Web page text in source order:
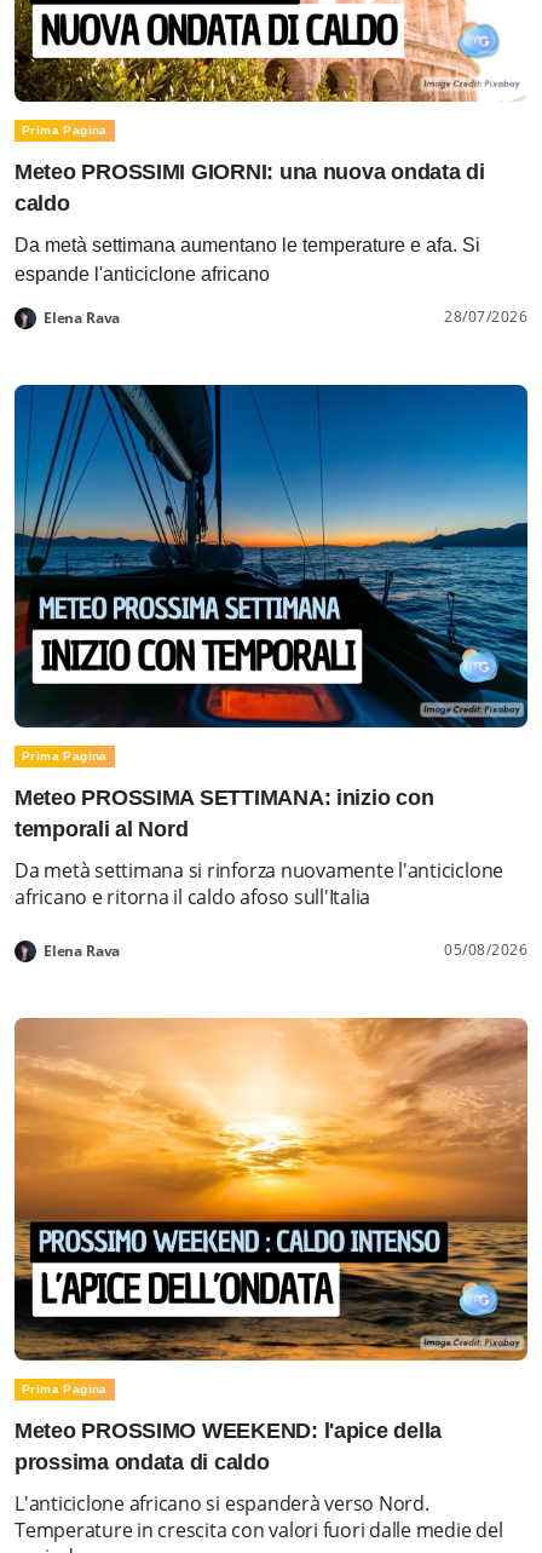
Prima Pagina
Meteo PROSSIMI GIORNI: una nuova ondata di
caldo
Da metà settimana aumentano le temperature e afa. Si
espande l'anticiclone africano
Elena Rava 28/07/2026
Prima Pagina
Meteo PROSSIMA SETTIMANA: inizio con
temporali al Nord
Da metà settimana si rinforza nuovamente l'anticiclone
africano e ritorna il caldo afoso sull'Italia
Elena Rava 05/08/2026
Prima Pagina
Meteo PROSSIMO WEEKEND: l'apice della
prossima ondata di caldo
L'anticiclone africano si espanderà verso Nord.
Temperature in crescita con valori fuori dalle medie del